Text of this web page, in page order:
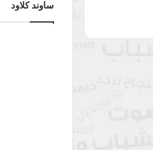
ساوند كلاود